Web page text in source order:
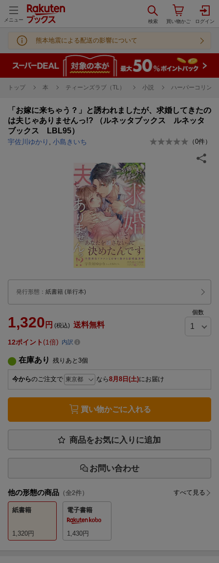
メニュー
熊本地震による配送の影響について
トップ 本 ティーンズラブ（TL） 小説 ハーパーコリン
「お嫁に来ちゃう？」と誘われましたが、求婚してきたの
は夫じゃありませんっ!? （ルネッタブックス ルネッタ
ブックス LBL95）
宇佐川ゆかり 小島きいち （0件）
発行形態 ： 紙書籍 (単行本)
1,320 円 (税込) 送料無料
個数
12ポイント 1倍 内訳
在庫あり 残りあと 3個
今からのご注文で なら8月8日(土)にお届け
買い物かごに入れる
商品をお気に入りに追加
お問い合わせ
他の形態の商品 （全2件） すべて見る
紙書籍
1,320円
電子書籍
1,430円